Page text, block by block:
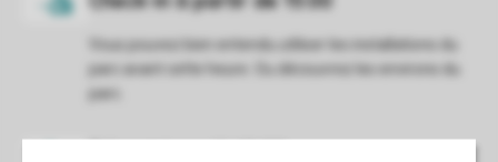
Vous pouvez bien entendu utiliser les installations du
parc avant cette heure. Ou découvrez les environs du
parc.